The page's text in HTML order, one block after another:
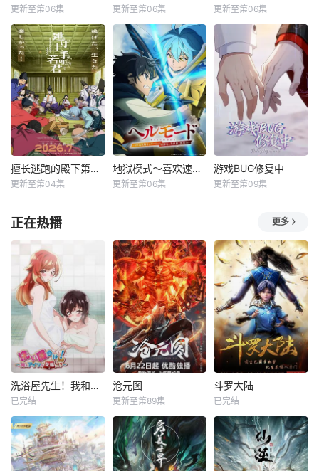
更新至第06集 更新至第06集 更新至第06集
擅长逃跑的殿下第二季
更新至第04集
地狱模式～喜欢速通游戏的玩家在废设定异世界无双～第2季
更新至第06集
游戏BUG修复中
更新至第09集
正在热播 更多
洗浴屋先生！我和那家伙在女浴池！？
已完结
沧元图
更新至第89集
斗罗大陆
已完结